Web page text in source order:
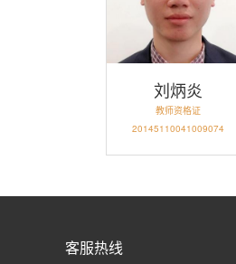
刘炳炎
教师资格证
20145110041009074
客服热线